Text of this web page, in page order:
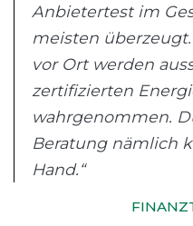
Anbietertest im
meisten
vor Ort werden
zertifizierten
wahrgenommen.
Beratung nämlich
Hand.“